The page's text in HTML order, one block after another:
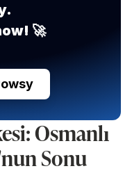
🚀
Osmanlı
Sonu